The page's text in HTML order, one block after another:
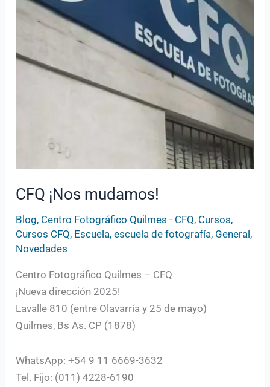
CFQ ¡Nos mudamos!
Blog, Centro Fotográfico Quilmes - CFQ, Cursos,
Cursos CFQ, Escuela,escuela de fotografía, General ,
Novedades
Centro Fotográfico Quilmes – CFQ
¡Nueva dirección 2025!
Lavalle 810 (entre Olavarría y 25 de mayo)
Quilmes, Bs As. CP (1878)
WhatsApp: +54 9 11 6669-3632
Tel. Fijo: (011) 4228-6190